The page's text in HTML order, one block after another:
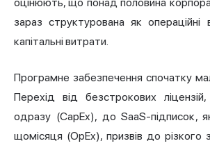
зараз структурована як
капітальні витрати.
Програмне забезпечення спочатку
Перехід від безстрокових
одразу (CapEx), до SaaS-підписок,
щомісяця (OpEx), призвів до різкого